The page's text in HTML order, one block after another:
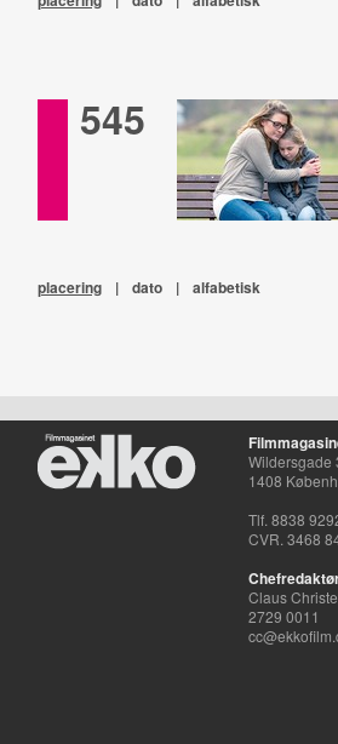
545
placering | dato | alfabetisk
Wildersgade
1408
Tlf. 8838
CVR. 3468
Claus
2729 0011